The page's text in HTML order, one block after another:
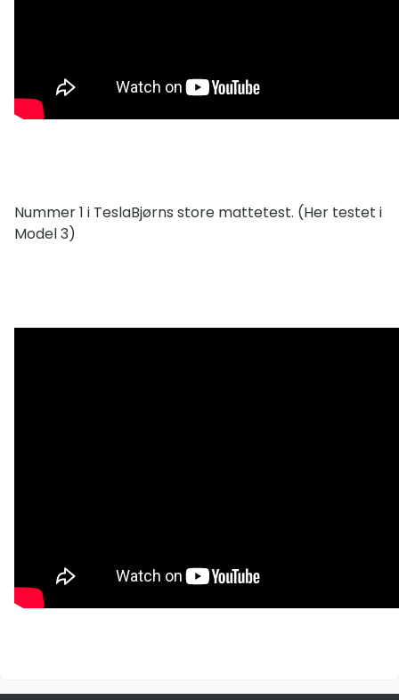
Nummer 1 i TeslaBjørns store mattetest. (Her testet i
Model 3)